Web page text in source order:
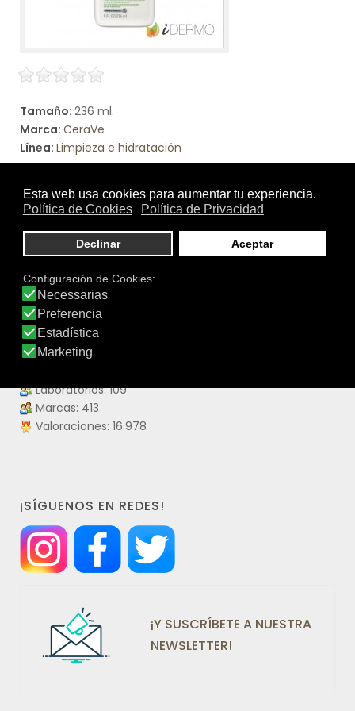
Tamaño: 236 ml.
Marca: CeraVe
Línea: Limpieza e hidratación
Crema limpiadora espumosa para piel normal a seca.
DATOS IDERMO
Productos: 4.475
Laboratorios: 109
Marcas: 413
Valoraciones: 16.978
¡SÍGUENOS EN REDES!
¡Y SUSCRÍBETE A NUESTRA
NEWSLETTER!